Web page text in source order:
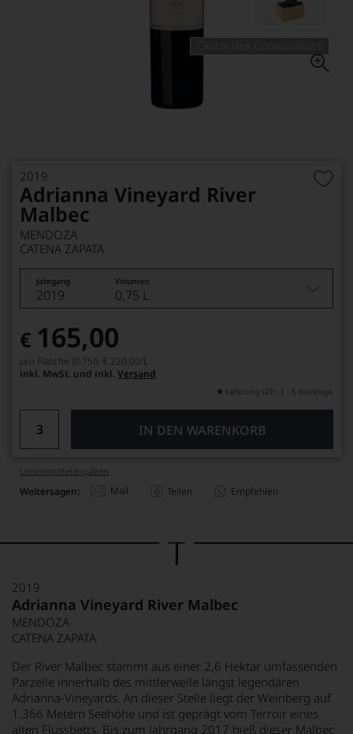
2019
Adrianna Vineyard River
Malbec
MENDOZA
CATENA ZAPATA
Jahrgang Volumen
2019 0,75 L
€ 165,00
pro Flasche (0.75l), € 220,00/L
inkl. MwSt. und inkl. Versand
Lieferung (DE) 3 - 5 Werktage
IN DEN WARENKORB
Lebensmittel­angaben
Weitersagen: Mail Teilen Empfehlen
2019
Adrianna Vineyard River Malbec
MENDOZA
CATENA ZAPATA
Der River Malbec stammt aus einer 2,6 Hektar umfassenden
Parzelle innerhalb des mittlerweile längst legendären
Adrianna-Vineyards. An dieser Stelle liegt der Weinberg auf
1.366 Metern Seehöhe und ist geprägt vom Terroir eines
alten Flussbetts. Bis zum Jahrgang 2017 hieß dieser Malbec